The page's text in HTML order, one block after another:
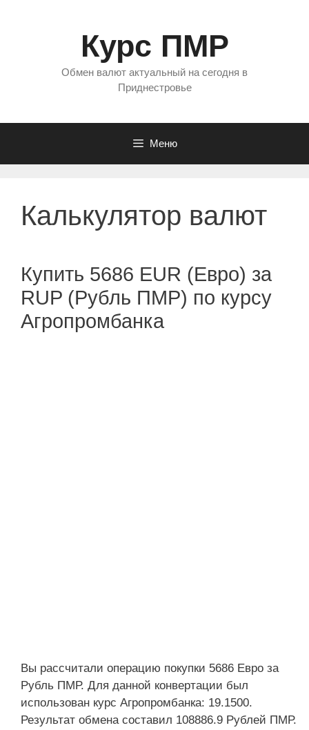
Курс ПМР
Обмен валют актуальный на сегодня в
Приднестровье
Меню
Калькулятор валют
Купить 5686 EUR (Евро) за
RUP (Рубль ПМР) по курсу
Агропромбанка
Вы рассчитали операцию покупки 5686 Евро за
Рубль ПМР. Для данной конвертации был
использован курс Агропромбанка: 19.1500.
Результат обмена составил 108886.9 Рублей ПМР.